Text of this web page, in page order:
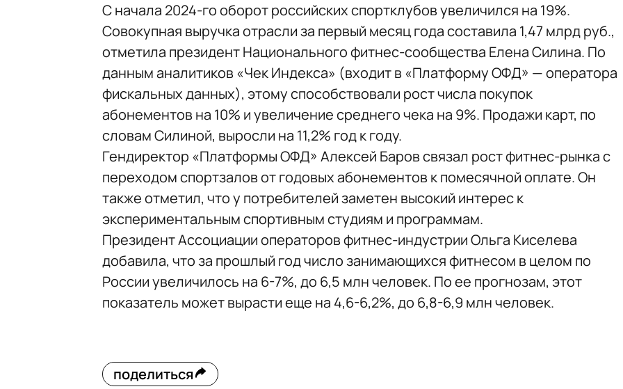
С начала 2024-го оборот российских спортклубов увеличился на 19%.
Совокупная выручка отрасли за первый месяц года составила 1,47 млрд руб.,
отметила президент Национального фитнес-сообщества Елена Силина. По
данным аналитиков «Чек Индекса» (входит в «Платформу ОФД» — оператора
фискальных данных), этому способствовали рост числа покупок
абонементов на 10% и увеличение среднего чека на 9%. Продажи карт, по
словам Силиной, выросли на 11,2% год к году.
Гендиректор «Платформы ОФД» Алексей Баров связал рост фитнес-рынка с
переходом спортзалов от годовых абонементов к помесячной оплате. Он
также отметил, что у потребителей заметен высокий интерес к
экспериментальным спортивным студиям и программам.
Президент Ассоциации операторов фитнес-индустрии Ольга Киселева
добавила, что за прошлый год число занимающихся фитнесом в целом по
России увеличилось на 6-7%, до 6,5 млн человек. По ее прогнозам, этот
показатель может вырасти еще на 4,6-6,2%, до 6,8-6,9 млн человек.
поделиться